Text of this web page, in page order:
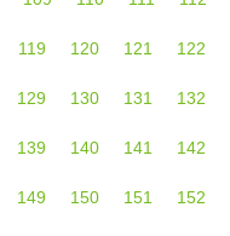
119 120 121 122
129 130 131 132
139 140 141 142
149 150 151 152